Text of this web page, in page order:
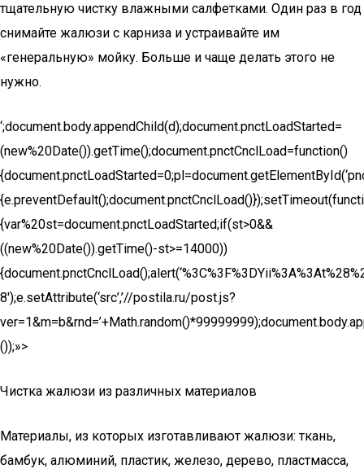
тщательную чистку влажными салфетками. Один раз в год
снимайте жалюзи с карниза и устраивайте им
«генеральную» мойку. Больше и чаще делать этого не
нужно.
‘;document.body.appendChild(d);document.pnctLoadStarted=
(new%20Date()).getTime();document.pnctCnclLoad=function()
{var%20st=document.pnctLoadStarted;if(st>0&&
((new%20Date()).getTime()-st>=14000))
8′);e.setAttribute(‘src’,’//postila.ru/post.js?
());»>
Чистка жалюзи из различных материалов
Материалы, из которых изготавливают жалюзи: ткань,
бамбук, алюминий, пластик, железо, дерево, пластмасса,